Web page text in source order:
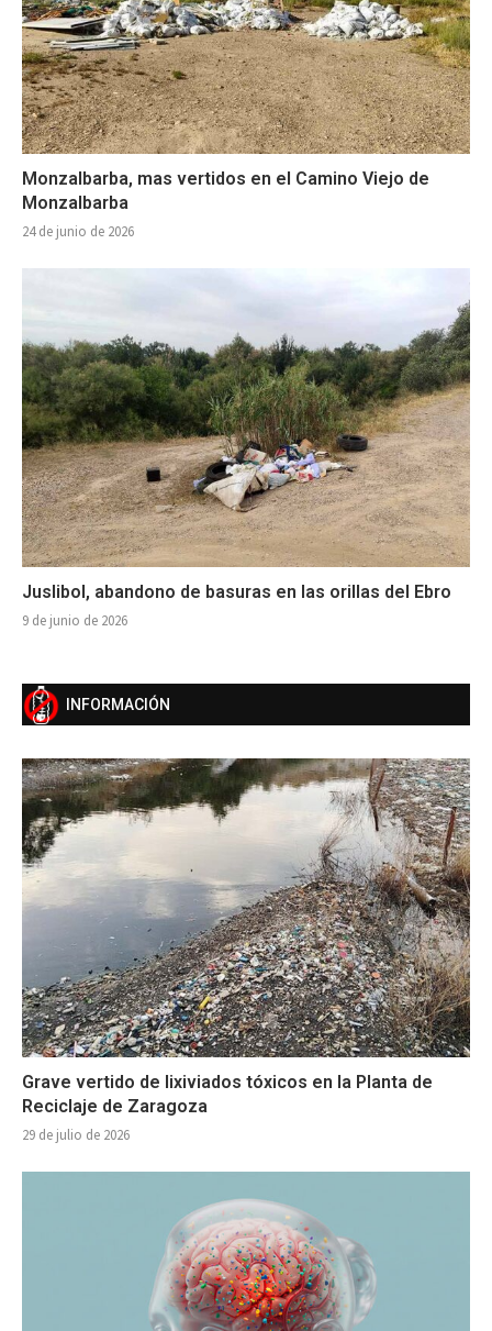
Monzalbarba, mas vertidos en el Camino Viejo de
Monzalbarba
24 de junio de 2026
Juslibol, abandono de basuras en las orillas del Ebro
9 de junio de 2026
INFORMACIÓN
Grave vertido de lixiviados tóxicos en la Planta de
Reciclaje de Zaragoza
29 de julio de 2026